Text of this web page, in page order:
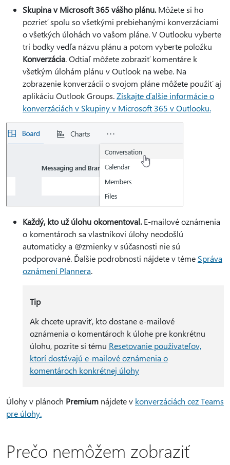
Skupina v Microsoft 365 vášho plánu.Môžete si ho
pozrieť spolu so všetkými prebiehanými konverzáciami
o všetkých úlohách vo vašom pláne. V Outlooku vyberte
tri bodky vedľa názvu plánu a potom vyberte položku
Konverzácia. Odtiaľ môžete zobraziť komentáre k
všetkým úlohám plánu v Outlook na webe. Na
zobrazenie konverzácií o svojom pláne môžete použiť aj
aplikáciu Outlook Groups.Získajte ďalšie informácie o
konverzáciách v Skupiny v Microsoft 365 v Outlooku.
Každý, kto už úlohu okomentoval.E-mailové oznámenia
o komentároch sa vlastníkovi úlohy neodošlú
automaticky a @zmienky v súčasnosti nie sú
podporované. Ďalšie podrobnosti nájdete v téme Správa
oznámení Plannera.
Tip
Ak chcete upraviť, kto dostane e-mailové
oznámenia o komentároch k úlohe pre konkrétnu
úlohu, pozrite si tému Resetovanie používateľov,
ktorí dostávajú e-mailové oznámenia o
komentároch konkrétnej úlohy
Úlohy v plánoch Premium nájdete v konverzáciách cez Teams
pre úlohy.
Prečo nemôžem zobraziť